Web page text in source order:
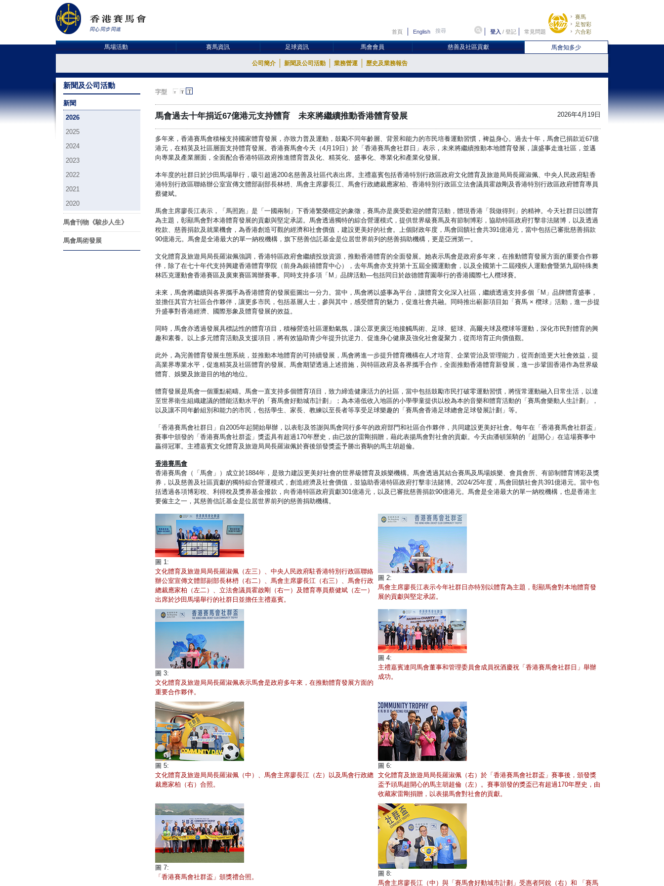
首頁 English 登入 / 登記 常見問題
賽馬
足智彩
六合彩
馬場活動 賽馬資訊 足球資訊 馬會會員 慈善及社區貢獻 馬會知多少
公司簡介 新聞及公司活動 業務營運 歷史及業務報告
新聞及公司活動
新聞
2026
2025
2024
2023
2022
2021
2020
馬會刊物《駿步人生》
馬會馬術發展
字型
馬會過去十年捐近67億港元支持體育 未來將繼續推動香港體育發展 2026年4月19日
多年來，香港賽馬會積極支持國家體育發展，亦致力普及運動，鼓勵不同年齡層、背景和能力的市民培養運動習慣，裨益身心。過去十年，馬會已捐款近67億
港元，在精英及社區層面支持體育發展。香港賽馬會今天（4月19日）於「香港賽馬會社群日」表示，未來將繼續推動本地體育發展，讓盛事走進社區，並邁
向專業及產業層面，全面配合香港特區政府推進體育普及化、精英化、盛事化、專業化和產業化發展。
本年度的社群日於沙田馬場舉行，吸引超過200名慈善及社區代表出席。主禮嘉賓包括香港特別行政區政府文化體育及旅遊局局長羅淑佩、中央人民政府駐香
港特別行政區聯絡辦公室宣傳文體部副部長林枬、馬會主席廖長江、馬會行政總裁應家柏、香港特別行政區立法會議員霍啟剛及香港特別行政區政府體育專員
蔡健斌。
馬會主席廖長江表示，「馬照跑」是「一國兩制」下香港繁榮穩定的象徵，賽馬亦是廣受歡迎的體育活動，體現香港「我做得到」的精神。今天社群日以體育
為主題，彰顯馬會對本港體育發展的貢獻與堅定承諾。馬會透過獨特的綜合營運模式，提供世界級賽馬及有節制博彩，協助特區政府打擊非法賭博，以及透過
稅款、慈善捐款及就業機會，為香港創造可觀的經濟和社會價值，建設更美好的社會。上個財政年度，馬會回饋社會共391億港元，當中包括已審批慈善捐款
90億港元。馬會是全港最大的單一納稅機構，旗下慈善信託基金是位居世界前列的慈善捐助機構，更是亞洲第一。
文化體育及旅遊局局長羅淑佩強調，香港特區政府會繼續投放資源，推動香港體育的全面發展。她表示馬會是政府多年來，在推動體育發展方面的重要合作夥
伴，除了在七十年代支持興建香港體育學院（前身為銀禧體育中心），去年馬會亦支持第十五屆全國運動會，以及全國第十二屆殘疾人運動會暨第九屆特殊奧
林匹克運動會香港賽區及廣東賽區籌辦賽事。同時支持多項「M」品牌活動—包括同日於啟德體育園舉行的香港國際七人欖球賽。
未來，馬會將繼續與各界攜手為香港體育的發展藍圖出一分力。當中，馬會將以盛事為平台，讓體育文化深入社區，繼續透過支持多個「M」品牌體育盛事，
並擔任其官方社區合作夥伴，讓更多市民，包括基層人士，參與其中，感受體育的魅力，促進社會共融。同時推出嶄新項目如「賽馬 × 欖球」活動，進一步提
升盛事對香港經濟、國際形象及體育發展的效益。
同時，馬會亦透過發展具標誌性的體育項目，積極營造社區運動氣氛，讓公眾更廣泛地接觸馬術、足球、籃球、高爾夫球及欖球等運動，深化市民對體育的興
趣和素養。以上多元體育活動及支援項目，將有效協助青少年提升抗逆力、促進身心健康及強化社會凝聚力，從而培育正向價值觀。
此外，為完善體育發展生態系統，並推動本地體育的可持續發展，馬會將進一步提升體育機構在人才培育、企業管治及管理能力，從而創造更大社會效益，提
高業界專業水平，促進精英及社區體育的發展。馬會期望透過上述措施，與特區政府及各界攜手合作，全面推動香港體育新發展，進一步鞏固香港作為世界級
體育、娛樂及旅遊目的地的地位。
體育發展是馬會一個重點範疇。馬會一直支持多個體育項目，致力締造健康活力的社區，當中包括鼓勵市民打破零運動習慣，將恆常運動融入日常生活，以達
至世界衛生組織建議的體能活動水平的「賽馬會好動城市計劃」；為本港低收入地區的小學學童提供以校為本的音樂和體育活動的「賽馬會樂動人生計劃」，
以及讓不同年齡組別和能力的市民，包括學生、家長、教練以至長者等享受足球樂趣的「賽馬會香港足球總會足球發展計劃」等。
「香港賽馬會社群日」自2005年起開始舉辦，以表彰及答謝與馬會同行多年的政府部門和社區合作夥伴，共同建設更美好社會。每年在「香港賽馬會社群盃」
賽事中頒發的「香港賽馬會社群盃」獎盃具有超過170年歷史，由已故的雷剛捐贈，藉此表揚馬會對社會的貢獻。今天由潘頓策騎的「超開心」在這場賽事中
贏得冠軍。主禮嘉賓文化體育及旅遊局局長羅淑佩於賽後頒發獎盃予勝出賽駒的馬主胡超倫。
香港賽馬會
香港賽馬會（「馬會」）成立於1884年，是致力建設更美好社會的世界級體育及娛樂機構。馬會透過其結合賽馬及馬場娛樂、會員會所、有節制體育博彩及獎
券，以及慈善及社區貢獻的獨特綜合營運模式，創造經濟及社會價值，並協助香港特區政府打擊非法賭博。2024/25年度，馬會回饋社會共391億港元。當中包
括透過各項博彩稅、利得稅及獎券基金撥款，向香港特區政府貢獻301億港元，以及已審批慈善捐款90億港元。馬會是全港最大的單一納稅機構，也是香港主
要僱主之一，其慈善信託基金是位居世界前列的慈善捐助機構。
圖 1:
文化體育及旅遊局局長羅淑佩（左三）、中央人民政府駐香港特別行政區聯絡
辦公室宣傳文體部副部長林枬（右二）、馬會主席廖長江（右三）、馬會行政
總裁應家柏（左二）、立法會議員霍啟剛（右一）及體育專員蔡健斌（左一）
出席於沙田馬場舉行的社群日並擔任主禮嘉賓。
圖 2:
馬會主席廖長江表示今年社群日亦特別以體育為主題，彰顯馬會對本地體育發
展的貢獻與堅定承諾。
圖 3:
文化體育及旅遊局局長羅淑佩表示馬會是政府多年來，在推動體育發展方面的
重要合作夥伴。
圖 4:
主禮嘉賓連同馬會董事和管理委員會成員祝酒慶祝「香港賽馬會社群日」舉辦
成功。
圖 5:
文化體育及旅遊局局長羅淑佩（中）、馬會主席廖長江（左）以及馬會行政總
裁應家柏（右）合照。
圖 6:
文化體育及旅遊局局長羅淑佩（右）於「香港賽馬會社群盃」賽事後，頒發獎
盃予頭馬超開心的馬主胡超倫（左）。賽事頒發的獎盃已有超過170年歷史，由
收藏家雷剛捐贈，以表揚馬會對社會的貢獻。
圖 7:
「香港賽馬會社群盃」頒獎禮合照。
圖 8:
馬會主席廖長江（中）與「賽馬會好動城市計劃」受惠者阿銳（右）和 「賽馬